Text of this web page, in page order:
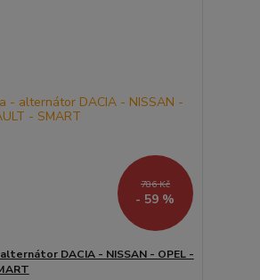
786 Kč
- 59 %
DACIA - NISSAN - OPEL -